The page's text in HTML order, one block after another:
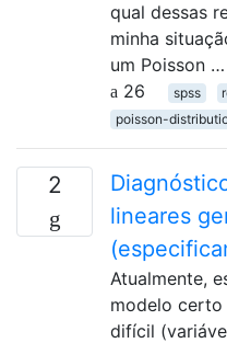
qual dessas
minha
um Poisson …
26
spss
poisson-
2
lineares
Atualmente,
modelo certo
difícil